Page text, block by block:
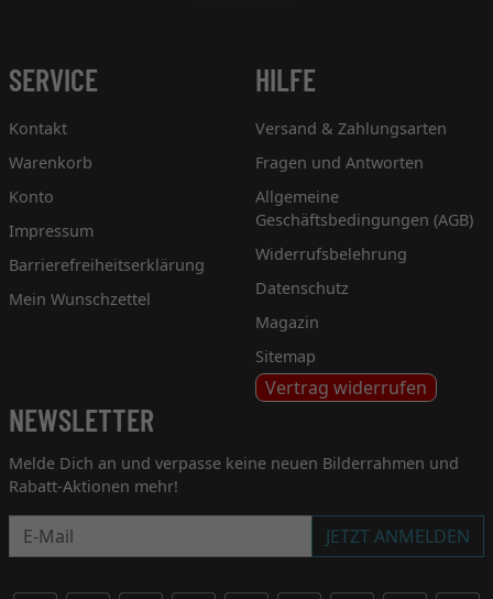
SERVICE
Kontakt
Warenkorb
Konto
Impressum
Barrierefreiheitserklärung
Mein Wunschzettel
HILFE
Versand & Zahlungsarten
Fragen und Antworten
Allgemeine
Geschäftsbedingungen (AGB)
Widerrufsbelehrung
Datenschutz
Magazin
Sitemap
Vertrag widerrufen
NEWSLETTER
Melde Dich an und verpasse keine neuen Bilderrahmen und
Rabatt-Aktionen mehr!
Newsletter
JETZT ANMELDEN